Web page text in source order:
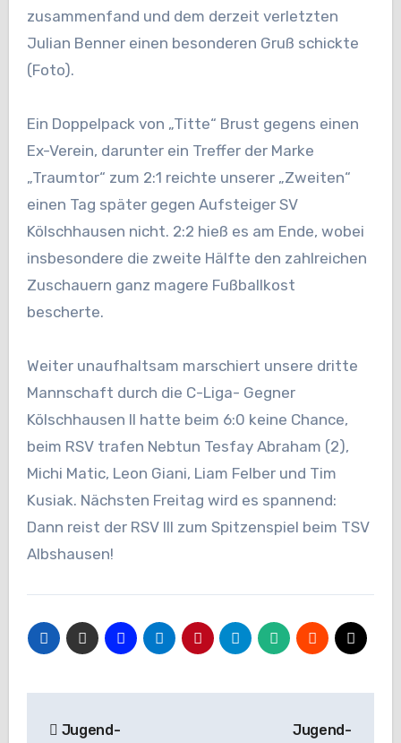
zusammenfand und dem derzeit verletzten
Julian Benner einen besonderen Gruß schickte
(Foto).
Ein Doppelpack von „Titte“ Brust gegens einen
Ex-Verein, darunter ein Treffer der Marke
„Traumtor“ zum 2:1 reichte unserer „Zweiten“
einen Tag später gegen Aufsteiger SV
Kölschhausen nicht. 2:2 hieß es am Ende, wobei
insbesondere die zweite Hälfte den zahlreichen
Zuschauern ganz magere Fußballkost
bescherte.
Weiter unaufhaltsam marschiert unsere dritte
Mannschaft durch die C-Liga- Gegner
Kölschhausen II hatte beim 6:0 keine Chance,
beim RSV trafen Nebtun Tesfay Abraham (2),
Michi Matic, Leon Giani, Liam Felber und Tim
Kusiak. Nächsten Freitag wird es spannend:
Dann reist der RSV III zum Spitzenspiel beim TSV
Albshausen!
Jugend-
Jugend-